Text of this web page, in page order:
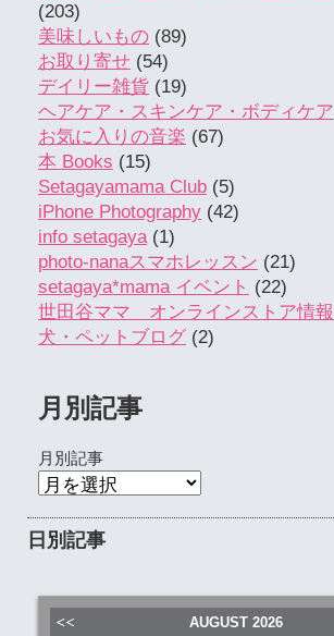
(203)
美味しいもの (89)
お取り寄せ (54)
デイリー雑貨 (19)
ヘアケア・スキンケア・ボディケア
お気に入りの音楽 (67)
本 Books (15)
Setagayamama Club (5)
iPhone Photography (42)
info setagaya(1)
photo-nanaスマホレッスン (21)
setagaya*mama イベント (22)
世田谷ママ オンラインストア情報
犬・ペットブログ (2)
月別記事
月別記事
日別記事
AUGUST 2026